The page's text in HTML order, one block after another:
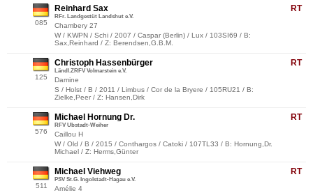
085
RT
Reinhard Sax
RFr. Landgestüt Landshut e.V.
Chambery 27
W / KWPN / Schi / 2007 / Caspar (Berlin) / Lux / 103SI69 / B:
Sax,Reinhard / Z: Berendsen,G.B.M.
125
RT
Christoph Hassenbürger
Ländl.ZRFV Volmarstein e.V.
Damine
S / Holst / B / 2011 / Limbus / Cor de la Bryere / 105RU21 / B:
Zielke,Peer / Z: Hansen,Dirk
576
RT
Michael Hornung Dr.
RFV Ubstadt-Weiher
Caillou H
W / Old / B / 2015 / Conthargos / Catoki / 107TL33 / B: Hornung,Dr.
Michael / Z: Herms,Günter
511
RT
Michael Viehweg
PSV St.G. Ingolstadt-Hagau e.V.
Amélie 4